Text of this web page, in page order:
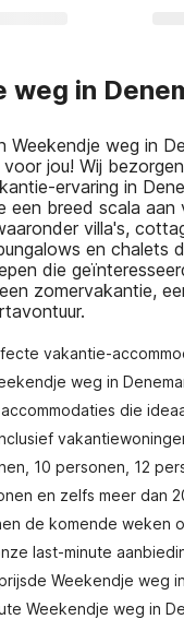
weg in
Weekendje weg in
jou! Wij
ervaring in
een breed scala aan
villa's,
en chalets
die
zomervakantie,
vakantie-
weg in
die
10 personen, 12
en zelfs meer dan
de komende weken
last-minute
Weekendje weg
Weekendje weg in